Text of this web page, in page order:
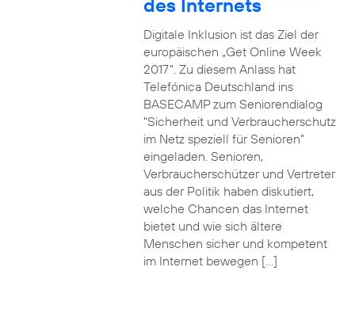
des Internets
Digitale Inklusion ist das Ziel der
europäischen „Get Online Week
2017“. Zu diesem Anlass hat
Telefónica Deutschland ins
BASECAMP zum Seniorendialog
“Sicherheit und Verbraucherschutz
im Netz speziell für Senioren”
eingeladen. Senioren,
Verbraucherschützer und Vertreter
aus der Politik haben diskutiert,
welche Chancen das Internet
bietet und wie sich ältere
Menschen sicher und kompetent
im Internet bewegen […]